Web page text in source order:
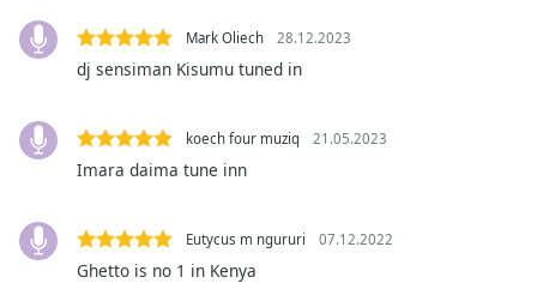
opens
subtitles
dialog
subtitles
,
Audio
Track
Mark Oliech 28.12.2023
dj sensiman Kisumu tuned in
koech four muziq 21.05.2023
Imara daima tune inn
Eutycus m ngururi 07.12.2022
Ghetto is no 1 in Kenya